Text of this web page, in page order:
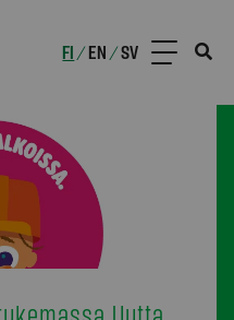
FI /EN /SV
Uutta